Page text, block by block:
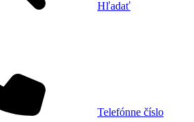
Hľadať
Telefónne číslo